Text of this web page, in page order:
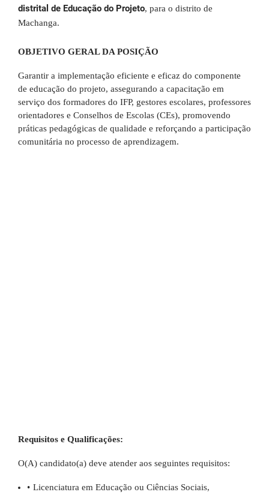
distrital de Educação do Projeto, para o distrito de
Machanga.
OBJETIVO GERAL DA POSIÇÃO
Garantir a implementação eficiente e eficaz do componente
de educação do projeto, assegurando a capacitação em
serviço dos formadores do IFP, gestores escolares, professores
orientadores e Conselhos de Escolas (CEs), promovendo
práticas pedagógicas de qualidade e reforçando a participação
comunitária no processo de aprendizagem.
Requisitos e Qualificações:
O(A) candidato(a) deve atender aos seguintes requisitos:
Licenciatura em Educação ou Ciências Sociais,